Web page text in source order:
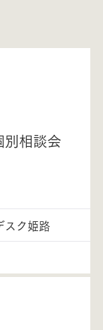
相談会
スク姫路